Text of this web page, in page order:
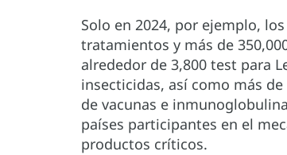
Solo en 2024, por ejemplo,
tratamientos y más de
alrededor de 3,800 test para
insecticidas, así como más
de vacunas e
países participantes en el
productos críticos.